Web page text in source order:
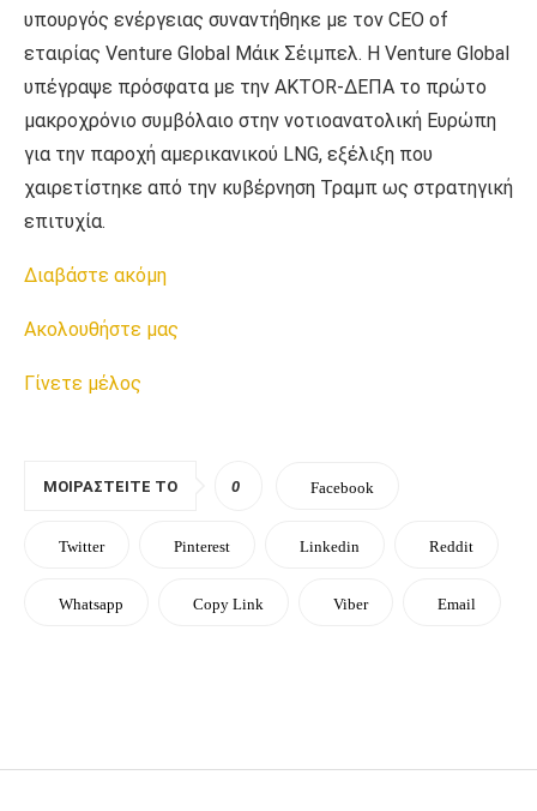
υπουργός ενέργειας συναντήθηκε με τον CEO of
εταιρίας Venture Global Μάικ Σέιμπελ. Η Venture Global
υπέγραψε πρόσφατα με την AKTOR-ΔΕΠΑ το πρώτο
μακροχρόνιο συμβόλαιο στην νοτιοανατολική Ευρώπη
για την παροχή αμερικανικού LNG, εξέλιξη που
χαιρετίστηκε από την κυβέρνηση Τραμπ ως στρατηγική
επιτυχία.
Διαβάστε ακόμη
Ακολουθήστε μας
Γίνετε μέλος
ΜΟΙΡΑΣΤΕΊΤΕ ΤΟ 0 Facebook
Twitter Pinterest Linkedin Reddit
Whatsapp Copy Link Viber Email